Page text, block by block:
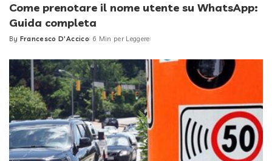
Come prenotare il nome utente su WhatsApp:
Guida completa
Posted
By Francesco D'Accico 6 Min per Leggere